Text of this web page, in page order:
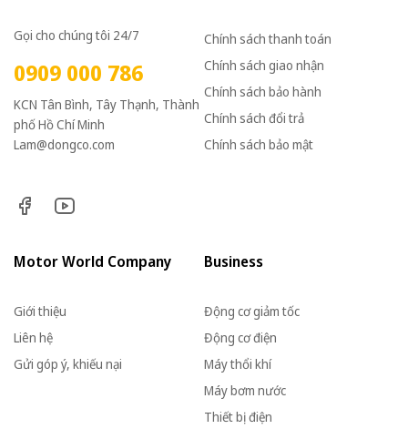
Gọi cho chúng tôi 24/7
0909 000 786
KCN Tân Bình, Tây Thạnh, Thành
phố Hồ Chí Minh
Lam@dongco.com
Chính sách thanh toán
Chính sách giao nhận
Chính sách bảo hành
Chính sách đổi trả
Chính sách bảo mật
Motor World Company
Giới thiệu
Liên hệ
Gửi góp ý, khiếu nại
Business
Động cơ giảm tốc
Động cơ điện
Máy thổi khí
Máy bơm nước
Thiết bị điện